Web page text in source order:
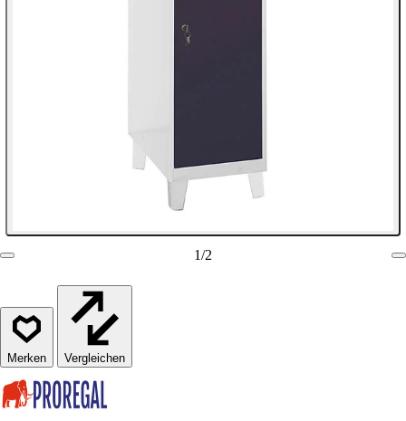
1/2
Vergleichen